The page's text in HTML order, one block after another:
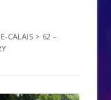
CALAIS > 62 –